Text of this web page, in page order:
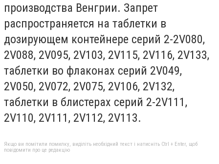
производства Венгрии. Запрет
распространяется на таблетки в
дозирующем контейнере серий 2-2V080,
2V088, 2V095, 2V103, 2V115, 2V116, 2V133,
таблетки во флаконах серий 2V049,
2V050, 2V072, 2V075, 2V106, 2V132,
таблетки в блистерах серий 2-2V111,
2V110, 2V111, 2V112, 2V113.
Якщо ви помітили помилку, виділіть необхідний текст і натисніть Ctrl + Enter, щоб
повідомити про це редакцію